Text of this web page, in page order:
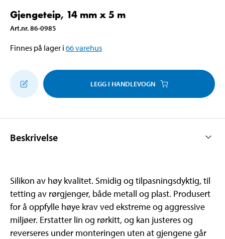
Gjengeteip, 14 mm x 5 m
Art.nr.86-0985
Finnes på lager i 66varehus
LEGG I HANDLEVOGN
Beskrivelse
Silikon av høy kvalitet. Smidig og tilpasningsdyktig, til
tetting av rørgjenger, både metall og plast. Produsert
for å oppfylle høye krav ved ekstreme og aggressive
miljøer. Erstatter lin og rørkitt, og kan justeres og
reverseres under monteringen uten at gjengene går